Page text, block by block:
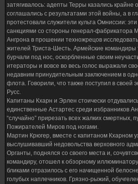
затягивалось: адепты Терры казались
соглашались с результатами этой войны, а в
протестовали служители культа Омниссии: эти
санкциями со стороны генерал-фабрикатора
Ангрона в прошении техножрецов
жителей Триста-Шесть. Армейские командиры
бурчали под нос, оскорбленные своим
итераторы и вовсе во весь голос выражали
недавним принудительным заключением в
флота. Говорили, что также поступил в своей
Русс.
Капитаны Кхарн и Эрлен стоически
единственные Астартес среди избранников
“случайно” прирезать всех жалких смертных,
Пожирателей Миров под ногами.
Мартин Крюгер, вместе с капитаном Кхарном
выслушивавший недовольства верховного
Органты, поднялся со своего места и,
командиру, отошел к обзорному
бликами отразилось с его начищенной
голубых наплечников. Грязно-рыжий,